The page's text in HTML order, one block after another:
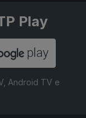
Play
Android TV e